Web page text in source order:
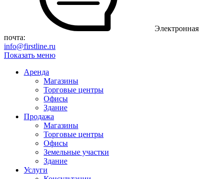
Электронная
почта:
info@firstline.ru
Показать меню
Аренда
Магазины
Торговые центры
Офисы
Здание
Продажа
Магазины
Торговые центры
Офисы
Земельные участки
Здание
Услуги